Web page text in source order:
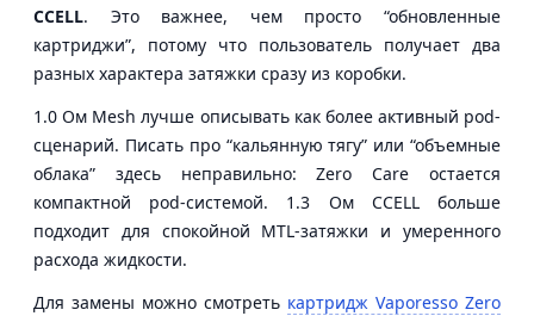
CCELL. Это важнее, чем просто “обновленные
картриджи”, потому что пользователь получает два
разных характера затяжки сразу из коробки.
1.0 Ом Mesh лучше описывать как более активный pod-
сценарий. Писать про “кальянную тягу” или “объемные
облака” здесь неправильно: Zero Care остается
компактной pod-системой. 1.3 Ом CCELL больше
подходит для спокойной MTL-затяжки и умеренного
расхода жидкости.
Для замены можно смотреть картридж Vaporesso Zero